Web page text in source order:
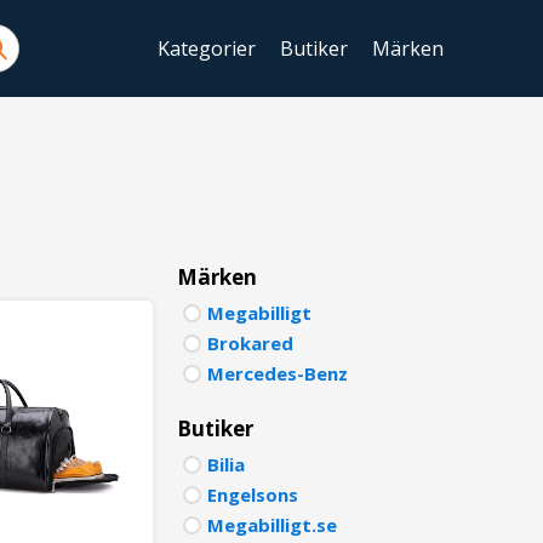
Kategorier Butiker Märken
Märken
Megabilligt
Brokared
Mercedes-Benz
Butiker
Bilia
Engelsons
Megabilligt.se